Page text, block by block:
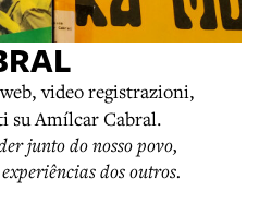
video registrazioni,
su Amílcar Cabral.
junto do nosso povo,
dos outros.